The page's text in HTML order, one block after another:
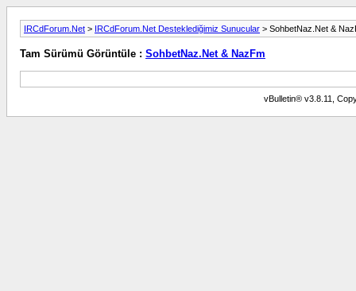
IRCdForum.Net > IRCdForum.Net Desteklediğimiz Sunucular > SohbetNaz.Net &
Tam Sürümü Görüntüle : SohbetNaz.Net & NazFm
vBulletin® v3.8.11,